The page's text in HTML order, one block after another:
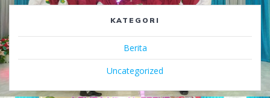
KATEGORI
Berita
Uncategorized